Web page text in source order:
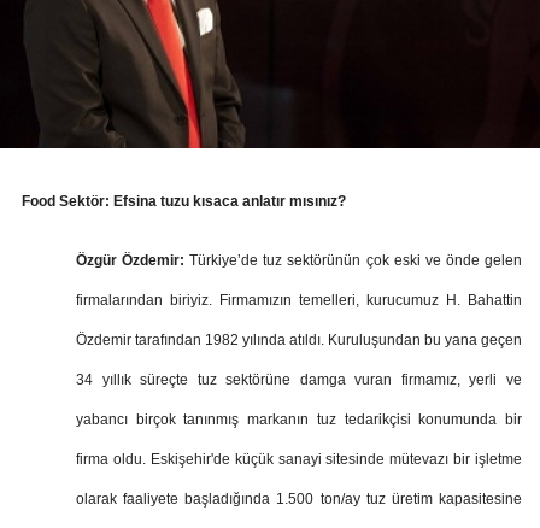
Food Sektör: Efsina tuzu kısaca anlatır mısınız?
Özgür Özdemir: Türkiye’de tuz sektörünün çok eski ve önde gelen
firmalarından biriyiz. Firmamızın temelleri, kurucumuz H. Bahattin
Özdemir tarafından 1982 yılında atıldı. Kuruluşundan bu yana geçen
34 yıllık süreçte tuz sektörüne damga vuran firmamız, yerli ve
yabancı birçok tanınmış markanın tuz tedarikçisi konumunda bir
firma oldu. Eskişehir'de küçük sanayi sitesinde mütevazı bir işletme
olarak faaliyete başladığında 1.500 ton/ay tuz üretim kapasitesine